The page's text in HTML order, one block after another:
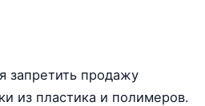
запретить продажу
из пластика и полимеров.